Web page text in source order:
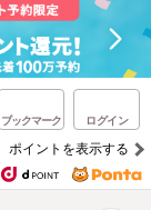
ブックマーク ログイン
ポイントを表示する